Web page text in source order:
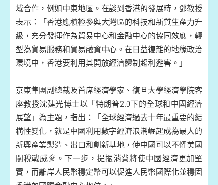
域合作，例如中東地區。在談到香港的發展時，鄧教授
表示：「香港應積極參與大灣區的科技和新質生產力升
級，充分發揮作為貿易中心和金融中心的協同效應，轉
型為貿易服務和貿易融資中心。在日益復雜的地緣政治
環境中，香港要利用其開放經濟體制趨利避害。」
京東集團副總裁及首席經濟學家、復旦大學經濟學院客
座教授沈建光博士以「特朗普2.0下的全球和中國經濟
展望」為主題，指出：「全球經濟過去十年最重要的結
構性變化，就是中國利用數字經濟浪潮崛起成為最大的
新興產業製造、出口和創新基地，使中國可以不懼美國
關稅戰威脅。下一步，提振消費將使中國經濟更加堅
實，而離岸人民幣穩定幣可以促進人民幣國際化並穩固